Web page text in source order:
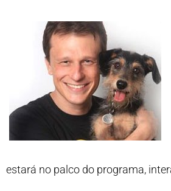
estará no palco do programa,